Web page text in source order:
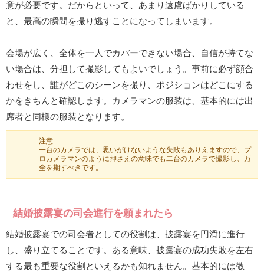
意が必要です。だからといって、あまり遠慮ばかりしている
と、最高の瞬間を撮り逃すことになってしまいます。
会場が広く、全体を一人でカバーできない場合、自信が持てな
い場合は、分担して撮影してもよいでしょう。事前に必ず顔合
わせをし、誰がどこのシーンを撮り、ポジションはどこにする
かをきちんと確認します。カメラマンの服装は、基本的には出
席者と同様の服装となります。
注意
一台のカメラでは、思いがけないような失敗もありえますので、プ
ロカメラマンのように押さえの意味でも二台のカメラで撮影し、万
全を期すべきです。
結婚披露宴の司会進行を頼まれたら
結婚披露宴での司会者としての役割は、披露宴を円滑に進行
し、盛り立てることです。ある意味、披露宴の成功失敗を左右
する最も重要な役割といえるかも知れません。基本的には敬